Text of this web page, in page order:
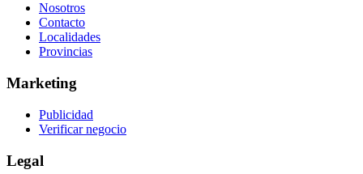
Nosotros
Contacto
Localidades
Provincias
Marketing
Publicidad
Verificar negocio
Legal